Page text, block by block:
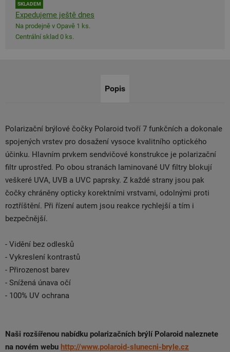
SKLADEM
Expedujeme ještě dnes
Na prodejně v Opavě 1 ks.
Centrální sklad 0 ks.
Popis
Polarizační brýlové čočky Polaroid tvoří 7 funkčních a dokonale
spojených vrstev pro dosažení vysoce kvalitního optického
účinku. Hlavním prvkem sendvičové konstrukce je polarizační
filtr uprostřed. Po obou stranách laminované UV filtry blokují
veškeré UVA, UVB a UVC paprsky. Z každé strany jsou pak
čočky chráněny opticky korektními vrstvami, odolnými proti
roztříštění. Při řízení autem jsou reakce rychlejší a tím i
bezpečnější.
- Vidění bez odlesků
- Vykreslení kontrastů
- Přirozenost barev
- Snížená únava očí
- 100% UV ochrana
Naši rozšířenou nabídku polarizačních brýlí Polaroid naleznete
na novém webu http://www.polaroid-slunecni-bryle.cz